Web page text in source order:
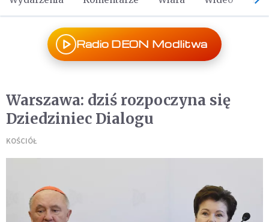
Radio DEON Modlitwa
Warszawa: dziś rozpoczyna się
Dziedziniec Dialogu
KOŚCIÓŁ